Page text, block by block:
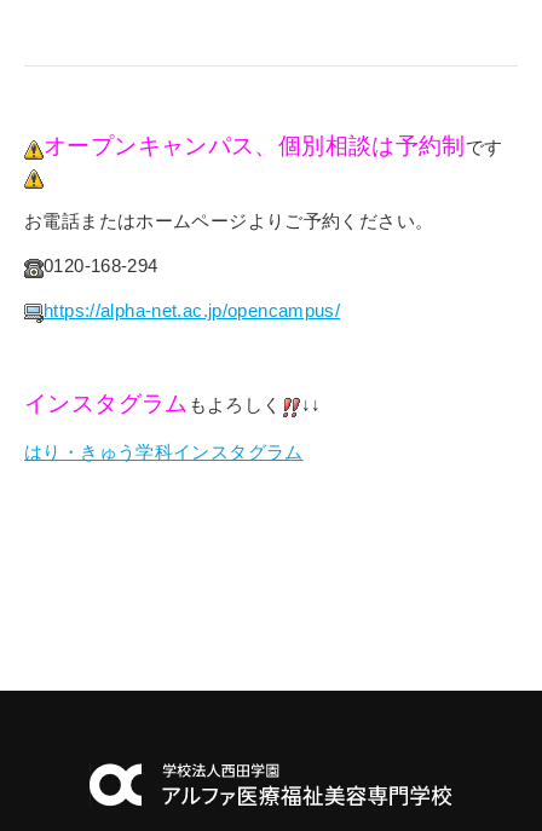
オープンキャンパス、個別相談は予約制 です
お電話またはホームページよりご予約ください。
0120-168-294
https://alpha-net.ac.jp/opencampus/
インスタグラム もよろしく ↓↓
はり・きゅう学科インスタグラム